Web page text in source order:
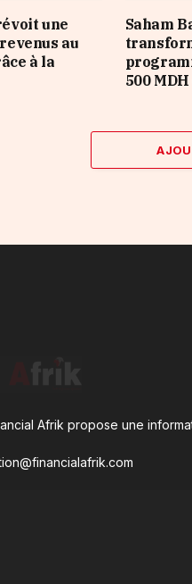
une
au
à la
Saham
500
Afrik propose une